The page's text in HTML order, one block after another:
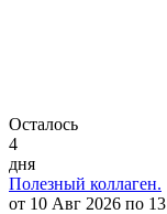
Осталось
4
дня
Полезный коллаген.
от 10 Авг 2026 по